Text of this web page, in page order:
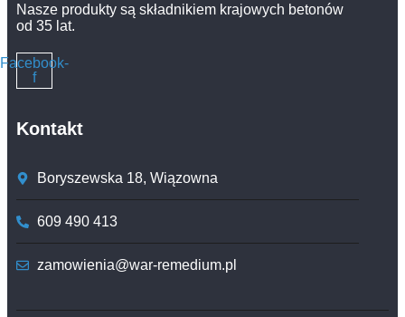
Nasze produkty są składnikiem krajowych betonów
od 35 lat.
Facebook-
f
Kontakt
Boryszewska 18, Wiązowna
609 490 413
zamowienia@war-remedium.pl